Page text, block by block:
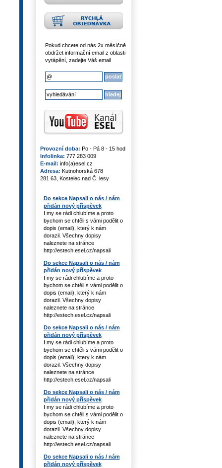
Pokud chcete od nás 2x měsíčně
obdržet informační email z oblasti
vytápění, zadejte Váš email
Provozní doba: Po - Pá 8 - 15 hod
Infolinka: 777 283 009
E-mail: info(a)esel.cz
Adresa: Kutnohorská 678
281 63, Kostelec nad Č. lesy
Do sekce Napsali o nás / nám
přidán nový příspěvek
I my se rádi chlubíme a proto
bychom se chtěli s vámi podělit o
dopis (email), který k nám
dorazil. Všechny dopisy
naleznete na stránce
http://estech.esel.cz/napsali
Do sekce Napsali o nás / nám
přidán nový příspěvek
I my se rádi chlubíme a proto
bychom se chtěli s vámi podělit o
dopis (email), který k nám
dorazil. Všechny dopisy
naleznete na stránce
http://estech.esel.cz/napsali
Do sekce Napsali o nás / nám
přidán nový příspěvek
I my se rádi chlubíme a proto
bychom se chtěli s vámi podělit o
dopis (email), který k nám
dorazil. Všechny dopisy
naleznete na stránce
http://estech.esel.cz/napsali
Do sekce Napsali o nás / nám
přidán nový příspěvek
I my se rádi chlubíme a proto
bychom se chtěli s vámi podělit o
dopis (email), který k nám
dorazil. Všechny dopisy
naleznete na stránce
http://estech.esel.cz/napsali
Do sekce Napsali o nás / nám
přidán nový příspěvek